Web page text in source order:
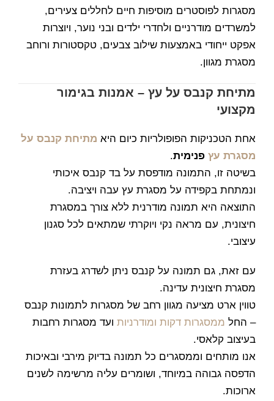
מסגרות לפוסטרים מוסיפות חיים לחללים צעירים,
למשרדים מודרניים ולחדרי ילדים ובני נוער, ויוצרות
אפקט ייחודי באמצעות שילוב צבעים, טקסטורות ורוחב
מסגרת מגוון.
מתיחת קנבס על עץ – אמנות בגימור
מקצועי
אחת הטכניקות הפופולריות כיום היא מתיחת קנבס על
מסגרת עץ פנימית.
בשיטה זו, התמונה מודפסת על בד קנבס איכותי
ונמתחת בקפידה על מסגרת עץ עבה ויציבה.
התוצאה היא תמונה מודרנית ללא צורך במסגרת
חיצונית, עם מראה נקי ויוקרתי שמתאים לכל סגנון
עיצובי.
עם זאת, גם תמונה על קנבס ניתן לשדרג בעזרת
מסגרת חיצונית עדינה.
טווין ארט מציעה מגוון רחב של מסגרות לתמונות קנבס
– החל ממסגרות דקות ומודרניות ועד מסגרות רחבות
בעיצוב קלאסי.
אנו מותחים וממסגרים כל תמונה בדיוק מירבי ובאיכות
הדפסה גבוהה במיוחד, ושומרים עליה מרשימה לשנים
ארוכות.